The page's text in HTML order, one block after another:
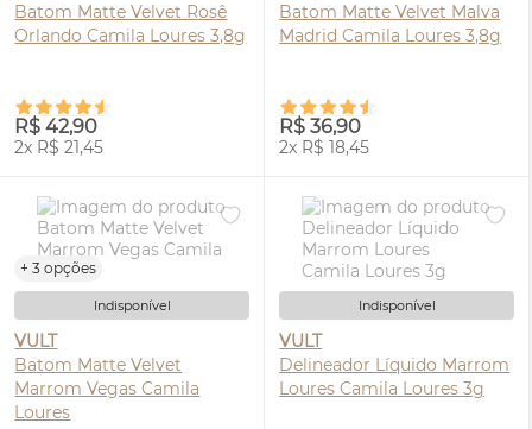
Batom Matte Velvet Rosê
Orlando Camila Loures 3,8g
R$ 42,90
2x R$ 21,45
Batom Matte Velvet Malva
Madrid Camila Loures 3,8g
R$ 36,90
2x R$ 18,45
+ 3 opções
Indisponível
VULT
Batom Matte Velvet
Marrom Vegas Camila
Loures
Indisponível
VULT
Delineador Líquido Marrom
Loures Camila Loures 3g